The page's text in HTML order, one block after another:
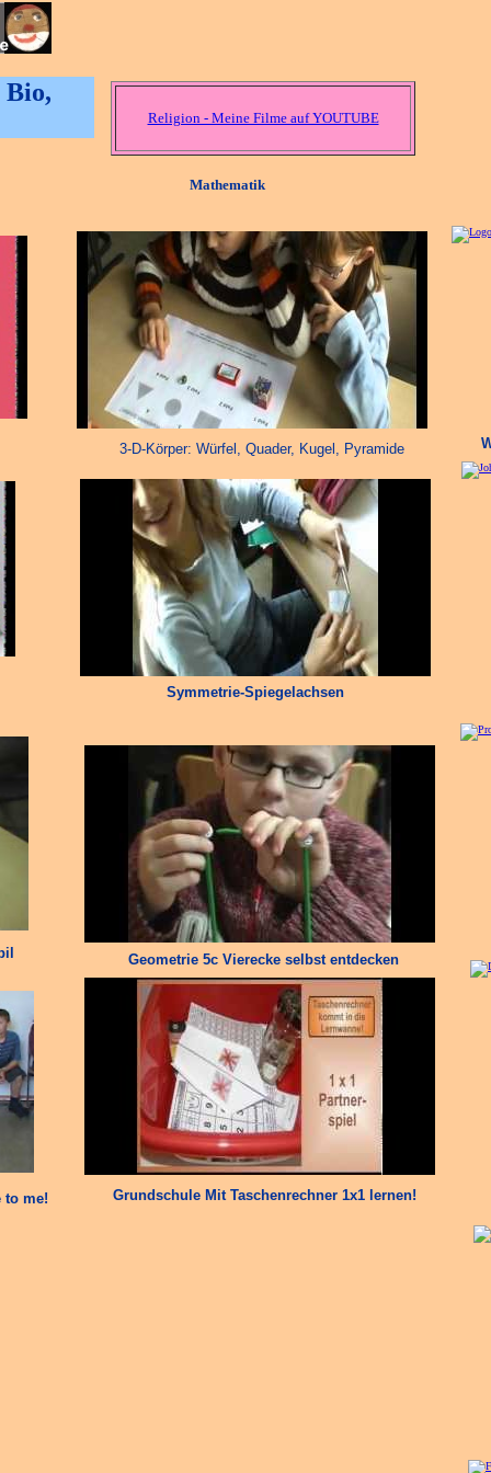
Bio,
Religion - Meine Filme auf YOUTUBE
to me!
Mathematik
3-D-Körper: Würfel, Quader, Kugel, Pyramide
Symmetrie-Spiegelachsen
Geometrie 5c Vierecke selbst entdecken
Grundschule Mit Taschenrechner 1x1 lernen!